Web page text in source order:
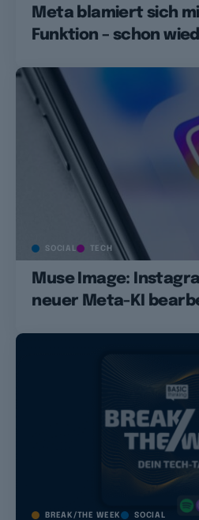
Meta blamiert sich
Funktion – schon
SOCIAL TECH
Muse Image:
neuer Meta-KI
BREAK/THE WEEK SOCIAL